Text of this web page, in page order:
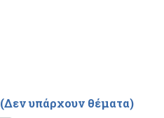
(Δεν υπάρχουν θέματα)